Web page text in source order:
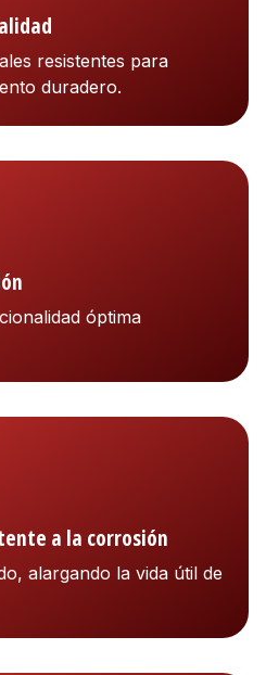
resistentes para
duradero.
óptima
a la corrosión
alargando la vida útil de